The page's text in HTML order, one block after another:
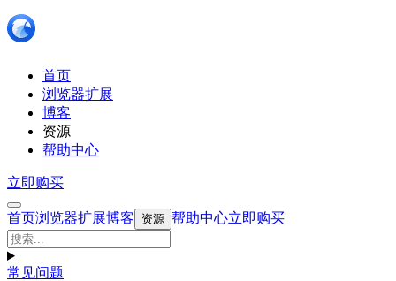
首页
浏览器扩展
博客
资源
帮助中心
立即购买
首页浏览器扩展博客 资源 帮助中心立即购买
常见问题